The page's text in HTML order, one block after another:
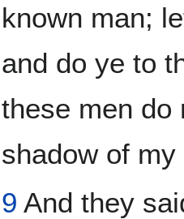
known man;
and do ye to
these men do
shadow of my
9 And they